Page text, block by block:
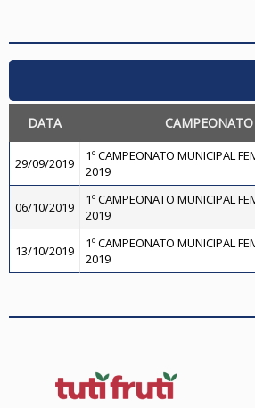
DATA CAMPEONATO
29/09/2019
1º CAMPEONATO MUNICIPAL
2019
06/10/2019
1º CAMPEONATO MUNICIPAL
2019
13/10/2019
1º CAMPEONATO MUNICIPAL
2019